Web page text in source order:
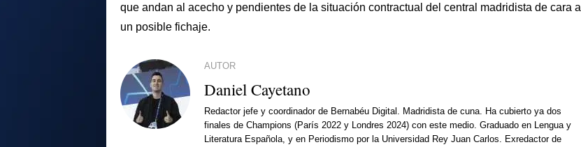
que andan al acecho y pendientes de la situación contractual del central madridista de cara a
un posible fichaje.
AUTOR
Daniel Cayetano
Redactor jefe y coordinador de Bernabéu Digital. Madridista de cuna. Ha cubierto ya dos
finales de Champions (París 2022 y Londres 2024) con este medio. Graduado en Lengua y
Literatura Española, y en Periodismo por la Universidad Rey Juan Carlos. Exredactor de